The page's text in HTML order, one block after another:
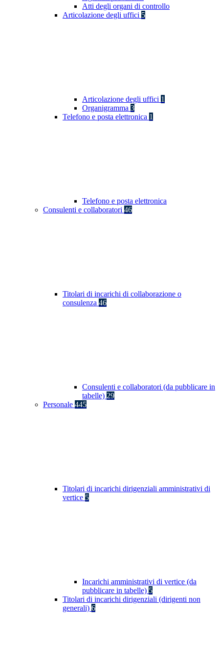
Atti degli organi di controllo
Articolazione degli uffici 5
Articolazione degli uffici 1
Organigramma 3
Telefono e posta elettronica 1
Telefono e posta elettronica
Consulenti e collaboratori 46
Titolari di incarichi di collaborazione o
consulenza 46
Consulenti e collaboratori (da pubblicare in
tabelle) 29
Personale 445
Titolari di incarichi dirigenziali amministrativi di
vertice 5
Incarichi amministrativi di vertice (da
pubblicare in tabelle) 5
Titolari di incarichi dirigenziali (dirigenti non
generali) 6